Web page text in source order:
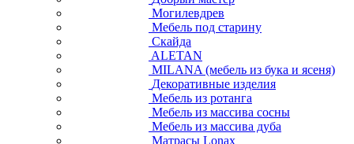
Могилевдрев
Мебель под старину
Скайда
ALETAN
MILANA (мебель из бука и ясеня)
Декоративные изделия
Мебель из ротанга
Мебель из массива сосны
Мебель из массива дуба
Матрасы Lonax